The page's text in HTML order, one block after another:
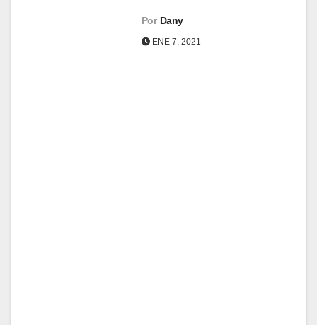
Por Dany
ENE 7, 2021